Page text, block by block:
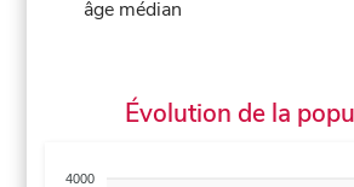
âge médian
Évolution de la
4000